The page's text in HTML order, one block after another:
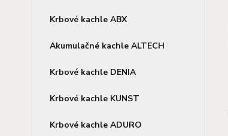
Krbové kachle ABX
Akumulačné kachle ALTECH
Krbové kachle DENIA
Krbové kachle KUNST
Krbové kachle ADURO